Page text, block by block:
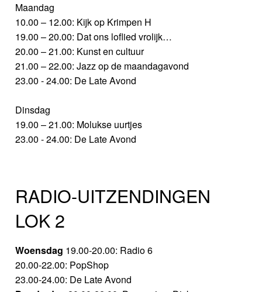
Maandag
10.00 – 12.00: Kijk op Krimpen H
19.00 – 20.00: Dat ons loflied vrolijk…
20.00 – 21.00: Kunst en cultuur
21.00 – 22.00: Jazz op de maandagavond
23.00 - 24.00: De Late Avond
Dinsdag
19.00 – 21.00: Molukse uurtjes
23.00 - 24.00: De Late Avond
RADIO-UITZENDINGEN
LOK 2
Woensdag 19.00-20.00: Radio 6
20.00-22.00: PopShop
23.00-24.00: De Late Avond